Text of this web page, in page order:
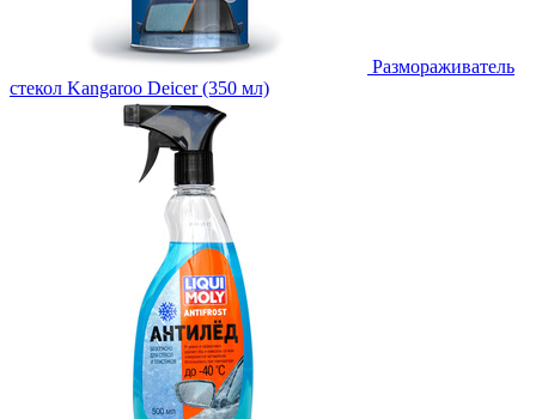
Размораживатель
стекол Kangaroo Deicer (350 мл)